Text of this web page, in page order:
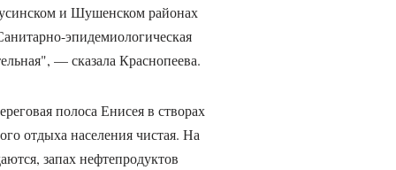
и Шушенском районах
эпидемиологическая
— сказала Краснопеева.
полоса Енисея в створах
отдыха населения чистая. На
запах нефтепродуктов